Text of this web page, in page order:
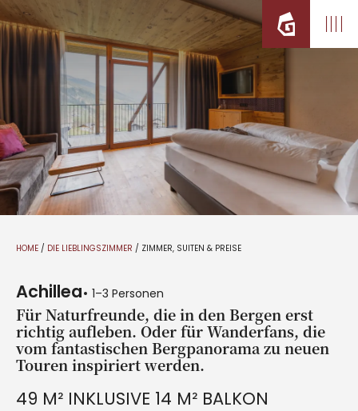
HOME / DIE LIEBLINGSZIMMER / ZIMMER, SUITEN & PREISE
Achillea 1–3 Personen
Für Naturfreunde, die in den Bergen erst
richtig aufleben. Oder für Wanderfans, die
vom fantastischen Bergpanorama zu neuen
Touren inspiriert werden.
49 M² INKLUSIVE 14 M² BALKON